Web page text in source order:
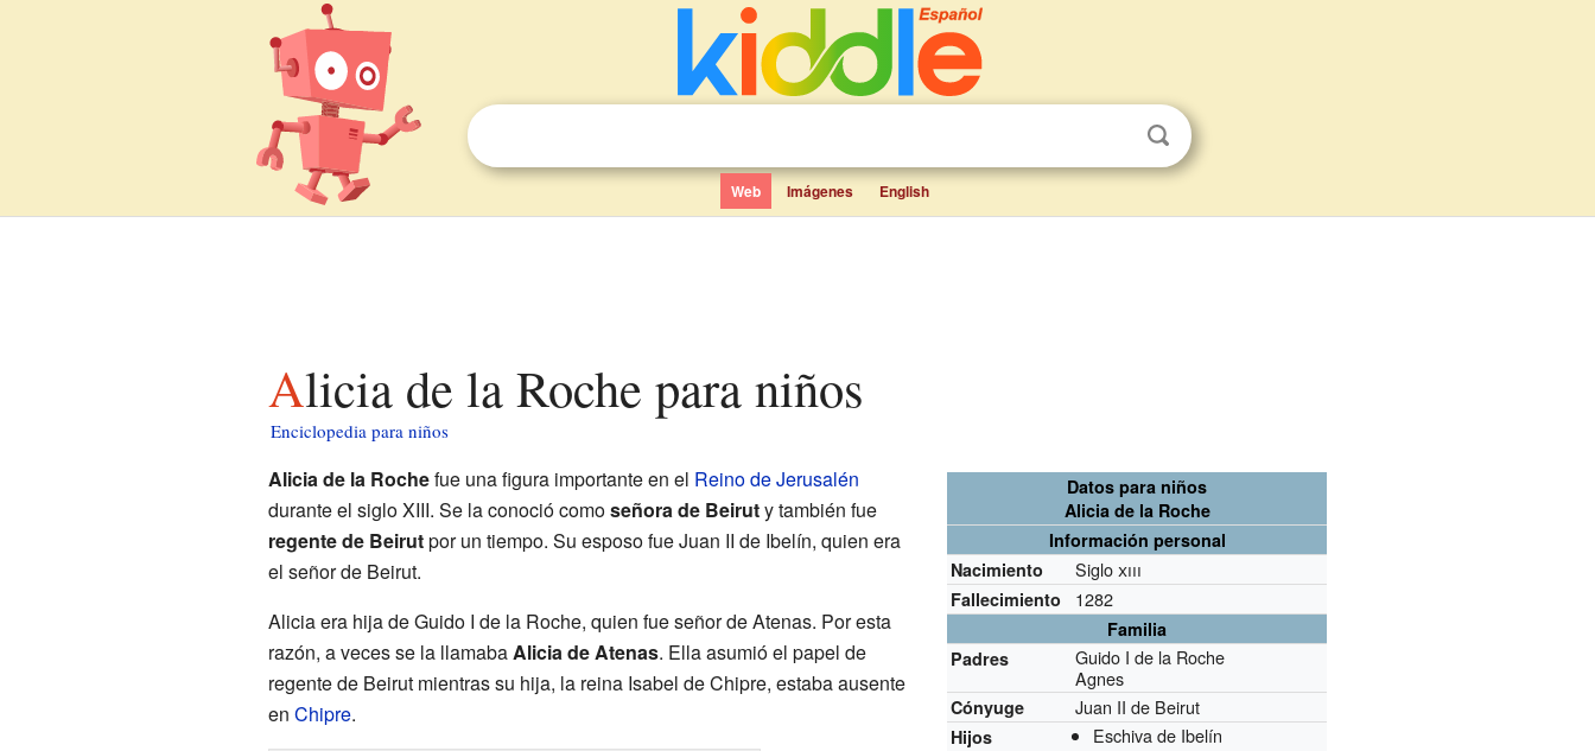
Web Imágenes English
Alicia de la Roche para niños
Enciclopedia para niños
Datos para niños
Alicia de la Roche
Información personal
Nacimiento
Sigloxiii
Fallecimiento 1282
Familia
Padres
Guido I de la Roche
Agnes
Cónyuge Juan II de Beirut
Hijos
Eschiva de Ibelín
Alicia de la Rochefue una figura importante en el Reino de Jerusalén
durante el siglo XIII. Se la conoció comoseñora de Beiruty también fue
regente de Beirutpor un tiempo. Su esposo fue Juan II de Ibelín, quien era
el señor de Beirut.
Alicia era hija de Guido I de la Roche, quien fue señor de Atenas. Por esta
razón, a veces se la llamabaAlicia de Atenas. Ella asumió el papel de
regente de Beirut mientras su hija, la reina Isabel de Chipre, estaba ausente
en Chipre.